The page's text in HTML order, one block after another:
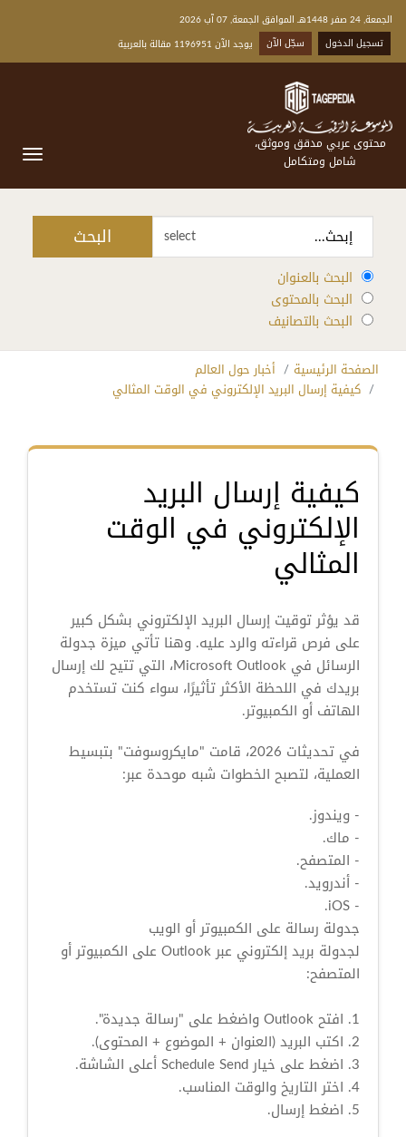
الجمعة, 24 صفر 1448هـ الموافق الجمعة, 07 آب 2026
تسجيل الدخول
سجّل الآن يوجد الآن 1196951 مقالة بالعربية
محتوى عربي مدقق وموثق،
شامل ومتكامل
select البحث
البحث بالعنوان
البحث بالمحتوى
البحث بالتصانيف
الصفحة الرئيسية
أخبار حول العالم
كيفية إرسال البريد الإلكتروني في الوقت المثالي
كيفية إرسال البريد
الإلكتروني في الوقت
المثالي
قد يؤثر توقيت إرسال البريد الإلكتروني بشكل كبير
على فرص قراءته والرد عليه. وهنا تأتي ميزة جدولة
الرسائل في Microsoft Outlook، التي تتيح لك إرسال
بريدك في اللحظة الأكثر تأثيرًا، سواء كنت تستخدم
الهاتف أو الكمبيوتر.
في تحديثات 2026، قامت "مايكروسوفت" بتبسيط
العملية، لتصبح الخطوات شبه موحدة عبر:
- ويندوز.
- ماك.
- المتصفح.
- أندرويد.
- iOS.
جدولة رسالة على الكمبيوتر أو الويب
لجدولة بريد إلكتروني عبر Outlook على الكمبيوتر أو
المتصفح:
1. افتح Outlook واضغط على "رسالة جديدة".
2. اكتب البريد (العنوان + الموضوع + المحتوى).
3. اضغط على خيار Schedule Send أعلى الشاشة.
4. اختر التاريخ والوقت المناسب.
5. اضغط إرسال.